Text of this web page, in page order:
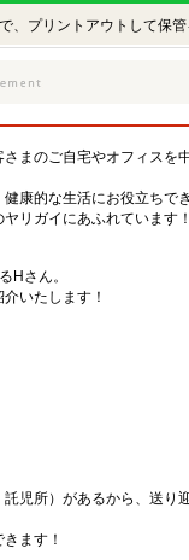
プリントアウトして保管
まのご自宅やオフィスを
康的な生活にお役立ちでき
リガイにあふれています！
Hさん。
いたします！
児所）があるから、送り
ます！